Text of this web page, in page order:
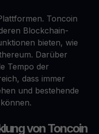
Toncoin
Blockchain-
bieten, wie
Darüber
Tempo der
dass immer
und bestehende
von Toncoin